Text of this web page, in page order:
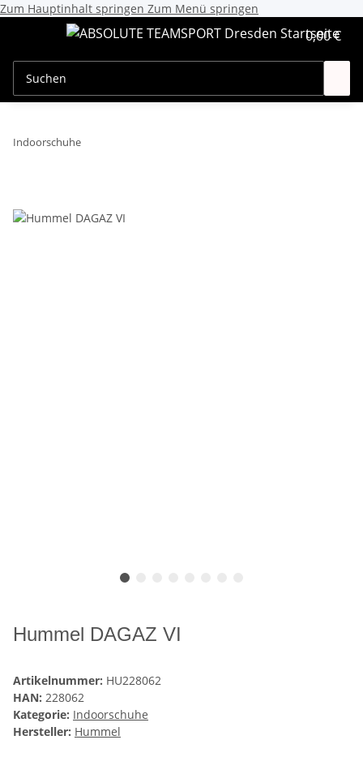
Zum Hauptinhalt springen Zum Menü springen
0,00 €
Indoorschuhe
Hummel DAGAZ VI
Artikelnummer: HU228062
HAN: 228062
Kategorie: Indoorschuhe
Hersteller: Hummel